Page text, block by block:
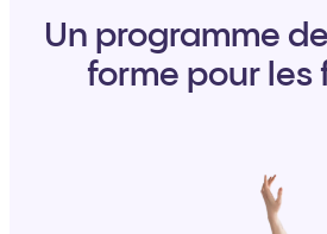
Un programme
forme pour les